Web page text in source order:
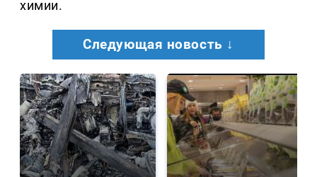
химии.
Следующая новость ↓